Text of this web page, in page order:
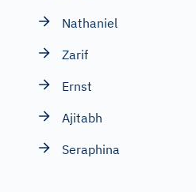
Nathaniel
Zarif
Ernst
Ajitabh
Seraphina